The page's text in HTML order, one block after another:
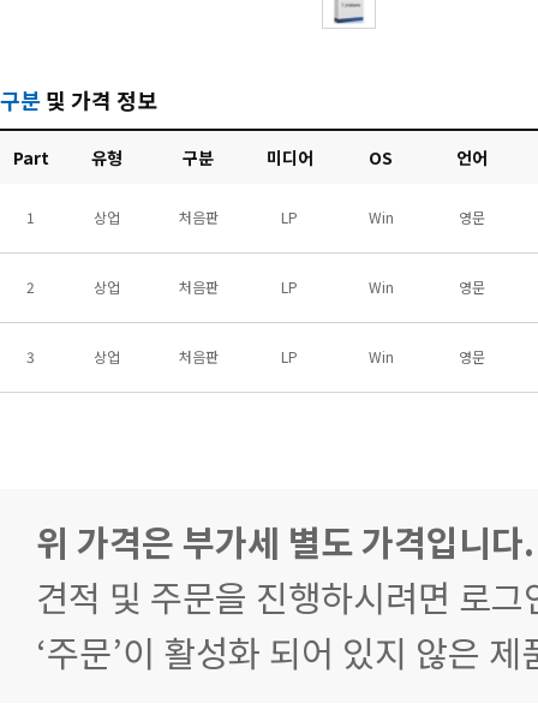
구분및 가격 정보
Part 유형 구분 미디어 OS 언어
1 상업 처음판 LP Win 영문
2 상업 처음판 LP Win 영문
3 상업 처음판 LP Win 영문
위 가격은 부가세 별도 가격입니
견적 및 주문을 진행하시려면 로
‘주문’이 활성화 되어 있지 않은